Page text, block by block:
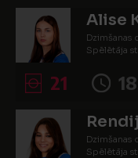
Alise
Dzimšanas
Spēlētāja
21
Dzimšanas
Spēlētāja